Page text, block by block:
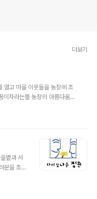
더보기
열고 마을 이웃들을 농장에 초
자라는뜰 농장의 아름다움을
꿈이자라는뜰 허브데이를 어
지난 허브데이 돌아보기
318갈무리
춤추는 정원초대글 ww
볕과 서
분을 초대
. 긴장했